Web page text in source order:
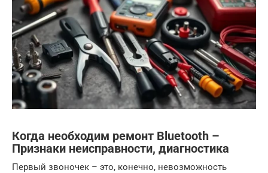
Когда необходим ремонт Bluetooth –
Признаки неисправности, диагностика
Первый звоночек – это, конечно, невозможность